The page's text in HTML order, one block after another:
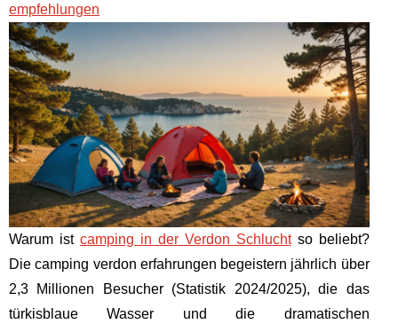
empfehlungen
Warum ist camping in der Verdon Schluchtso beliebt?
Die camping verdon erfahrungen begeistern jährlich über
2,3 Millionen Besucher (Statistik 2024/2025), die das
türkisblaue Wasser und die dramatischen